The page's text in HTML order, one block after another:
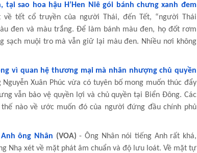
tại sao hoa hậu H’Hen Niê gói bánh chưng xanh đem
về tết cổ truyền của người Thái, đến Tết, “người Thái
đen và màu trắng. Để làm bánh màu đen, họ đốt rơm
sạch muội tro mà vẫn giữ lại màu đen. Nhiều nơi không
vì quan hệ thương mại mà nhân nhượng chủ quyền
Xuân Phúc vừa có tuyên bố mong muốn thúc đẩy
vẫn bảo vệ quyền lợi và chủ quyền tại Biển Đông. Các
nào về ước muốn đó của người đứng đầu chính phủ
ông Nhân (VOA) - Ông Nhân nói tiếng Anh rất khá,
Nhạ xét về mặt phát âm chuẩn và độ lưu loát. Về mặt tự